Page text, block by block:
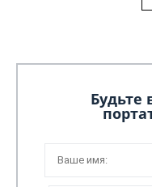
Будьте